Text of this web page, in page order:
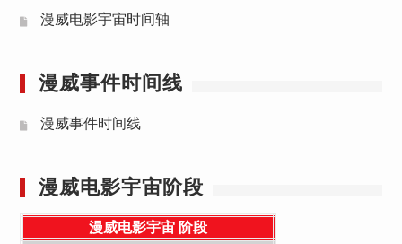
漫威电影宇宙时间轴
漫威事件时间线
漫威事件时间线
漫威电影宇宙阶段
漫威电影宇宙 阶段